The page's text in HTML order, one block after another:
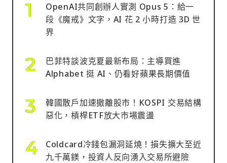
OpenAI共同創辦人實測 Opus 5：給一
段《魔戒》文字，AI 花 2 小時打造 3D 世
界
巴菲特談波克夏最新布局：主導買進
Alphabet 挺 AI、仍看好蘋果長期價值
韓國散戶加速撤離股市！KOSPI 交易結構
惡化，槓桿ETF放大市場震盪
Coldcard冷錢包漏洞延燒！損失擴大至近
九千萬鎂，投資人反向湧入交易所避險